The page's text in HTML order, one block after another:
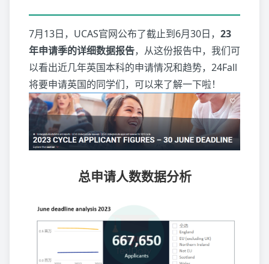
7月13日，UCAS官网公布了截止到6月30日， 23
年申请季的详细数据报告，从这份报告中，我们可
以看出近几年英国本科的申请情况和趋势，24Fall
将要申请英国的同学们，可以来了解一下啦！
总申请人数数据分析